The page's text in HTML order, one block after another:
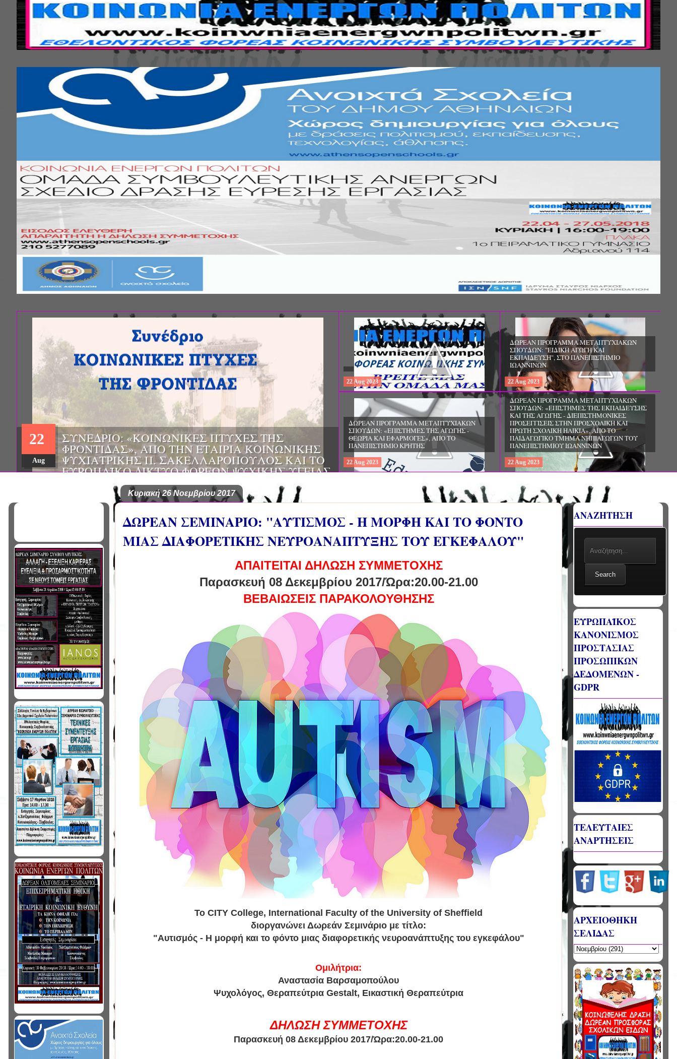
ΗΜΕΡΙΔΑ: "ΠΡΟΒΛΗΜΑΤΙΣΜΟΙ & ΔΙΛΗΜΜΑΤΑ
ΠΟΥ ΑΝΤΙΜΕΤΩΠΙΖΕΙ ΚΑΘΗΜΕΡΙΝΑ O
ΠΑΘΟΛΟΓΟΣ", ΑΠΟ ΤΗΝ ΕΤΑΙΡΕΙΑ
ΠΑΘΟΛΟΓΙΑΣ ΒΟΡΕΙΟΔΥΤΙΚΗΣ ΕΛΛΑΔΟΣ ΚΑΙ
ΤΙΣ Α' & Β' ΠΑΝΕΠΙΣΤΗΜΙΑΚΕΣ ΠΑΘΟΛΟΓΙΚΕΣ
ΚΛΙΝΙΚΕΣ ΠΓΝΙ
01
Mar
ΣΥΝΕΔΡΙΟ: «ΚΟΙΝΩΝΙΚΕΣ ΠΤΥΧΕΣ ΤΗΣ
ΦΡΟΝΤΙΔΑΣ», ΑΠΟ ΤΗΝ ΕΤΑΙΡΙΑ ΚΟΙΝΩΝΙΚΗΣ
ΨΥΧΙΑΤΡΙΚΗΣ Π. ΣΑΚΕΛΛΑΡΟΠΟΥΛΟΣ ΚΑΙ ΤΟ
EΥΡΩΠΑΪΚΟ ΔΙΚΤΥΟ ΦΟΡΕΩΝ ΨΥΧΙΚΗΣ
ΥΓΕΙΑΣ ΑSKLEPIOS
22Aug 2023 22Aug 2023
ΔΩΡΕΑΝ ΠΡΟΓΡΑΜΜΑ ΜΕΤΑΠΤΥΧΙΑΚΩΝ
ΣΠΟΥΔΩΝ: "ΕΙΔΙΚΗ ΑΓΩΓΗ ΚΑΙ
ΕΚΠΑΙΔΕΥΣΗ", ΣΤΟ ΠΑΝΕΠΙΣΤΗΜΙΟ
ΙΩΑΝΝΙΝΩΝ
22Aug 2023
ΔΩΡΕΑΝ ΠΡΟΓΡΑΜΜΑ ΜΕΤΑΠΤΥΧΙΑΚΩΝ
ΣΠΟΥΔΩΝ: «ΕΠΙΣΤΗΜΕΣ ΤΗΣ ΑΓΩΓΗΣ -
ΘΕΩΡΙΑ ΚΑΙ ΕΦΑΡΜΟΓΕΣ», ΑΠΟ ΤΟ
ΠΑΝΕΠΙΣΤΗΜΙΟ ΚΡΗΤΗΣ
22Aug 2023
Κυριακή 26 Νοεμβρίου 2017
ΔΩΡΕΑΝ ΣΕΜΙΝΑΡΙΟ: "ΑΥΤΙΣΜΟΣ - Η ΜΟΡΦΗ ΚΑΙ ΤΟ ΦΟΝΤΟ
ΜΙΑΣ ΔΙΑΦΟΡΕΤΙΚΗΣ ΝΕΥΡΟΑΝΑΠΤΥΞΗΣ ΤΟΥ ΕΓΚΕΦΑΛΟΥ"
ΑΠΑΙΤΕΙΤΑΙ ΔΗΛΩΣΗ ΣΥΜΜΕΤΟΧΗΣ
Παρασκευή 08 Δεκεμβρίου 2017/Ώρα:20.00-21.00
ΒΕΒΑΙΩΣΕΙΣ ΠΑΡΑΚΟΛΟΥΘΗΣΗΣ
Το CITY College, International Faculty of the University of Sheffield
διοργανώνει Δωρεάν Σεμινάριο με τίτλο:
"Αυτισμός - Η μορφή και το φόντο μιας διαφορετικής νευροανάπτυξης του εγκεφάλου"
Ομιλήτρια:
Αναστασία Βαρσαμοπούλου
Ψυχολόγος, Θεραπεύτρια Gestalt, Εικαστική Θεραπεύτρια
ΔΗΛΩΣΗ ΣΥΜΜΕΤΟΧΗΣ
Παρασκευή 08 Δεκεμβρίου 2017/Ώρα:20.00-21.00
ΑΝΑΖΗΤΗΣΗ
Search
ΕΥΡΩΠΑΪΚΟΣ
ΚΑΝΟΝΙΣΜΟΣ
ΠΡΟΣΤΑΣΙΑΣ
ΠΡΟΣΩΠΙΚΩΝ
ΔΕΔΟΜΕΝΩΝ -
GDPR
ΤΕΛΕΥΤΑΙΕΣ
ΑΝΑΡΤΗΣΕΙΣ
ΑΡΧΕΙΟΘΗΚΗ
ΣΕΛΙΔΑΣ